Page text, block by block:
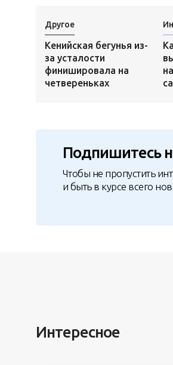
Другое
Кенийская бегунья из-
за усталости
финишировала на
четвереньках
Подпишитесь
Чтобы не пропустить
и быть в курсе всего
Интересное